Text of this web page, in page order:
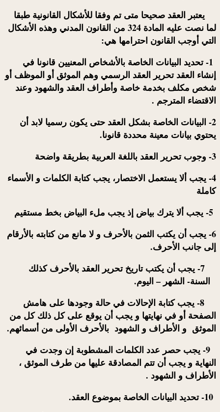
يعتبر العقد صحيحا متى تم وفقا للأشكال القانونية طبقا
لما نصت عليه المادة 324 من القانون المدني وهذه الأشكال
التي أوجب القانون احترامها هي:
1- تحديد البيانات الخاصة بالأشخاص المعنيين قانونا في
إنشاء العقد تحرير العقد الرسمي وهم الموثق أو الموظف أو
شخص مكلف بخدمة خاصة وأطراف العقد والشهود وعند
الاقتضاء المترجم .
‌2- البيانات الخاصة بشكل العقد حتى يكون رسميا لابد أن
يحتوي بيانات معينة محددة قانونا.
3- وجوب تحرير العقد باللغة العربية بطريقة واضحة
4- يجب ألا يستعمل الاختصار، يجب كتابة الكلمات و الأسماء
كاملة
6- يجب أن يكتب الثمن بالأحرف و لا مانع من كتابته بالأرقام
إلى جانب الأحرف.
7- يجب أن يكتب تاريخ تحرير العقد بالأحرف كذلك
السنة- الشهر – اليوم.
8- يجب كتابة الإحالات في حالة وجودها على هامش
الصفحة أو في نهايتها و يجب أن يوقع على كل ذلك كل من
الموثق و الأطراف و الشهود بالأحرف الأولى من أسمائهم.
9- يجب حصر عدد الكلمات المشطوبة إن وجدت في
النهاية و يجب أن تتم المصادقة عليها من طرف الموثق ،
الأطراف و الشهود .